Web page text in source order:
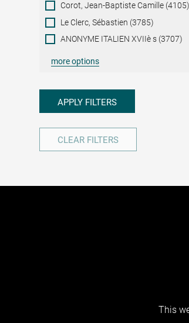
Corot, Jean-Baptiste Camille (4105)
Le Clerc, Sébastien (3785)
ANONYME ITALIEN XVIIè s (3707)
more options
APPLY FILTERS
CLEAR FILTERS
This